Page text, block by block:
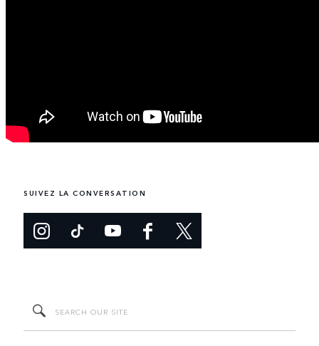
SUIVEZ LA CONVERSATION